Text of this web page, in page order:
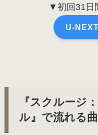
▼初回31日
U-
『スクルージ
ル』で流れる